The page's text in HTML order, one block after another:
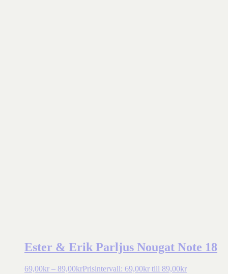
Ester & Erik Parljus Nougat Note 18
69,00kr – 89,00krPrisintervall: 69,00kr till 89,00kr